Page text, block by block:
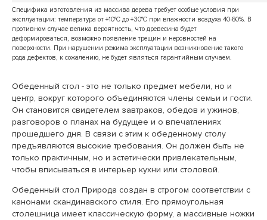
Специфика изготовления из массива дерева требует особые условия при
эксплуатации: температура от +10°C до +30°C при влажности воздуха 40-60%. В
противном случае велика вероятность, что древесина будет
деформироваться, возможно появление трещин и неровностей на
поверхности. При нарушении режима эксплуатации возникновение такого
рода дефектов, к сожалению, не будет являться гарантийным случаем.
Обеденный стол - это не только предмет мебели, но и
центр, вокруг которого объединяются члены семьи и гости.
Он становится свидетелем завтраков, обедов и ужинов,
разговоров о планах на будущее и о впечатлениях
прошедшего дня. В связи с этим к обеденному столу
предъявляются высокие требования. Он должен быть не
только практичным, но и эстетически привлекательным,
чтобы вписываться в интерьер кухни или столовой.
Обеденный стол Природа создан в строгом соответствии с
канонами скандинавского стиля. Его прямоугольная
столешница имеет классическую форму, а массивные ножки